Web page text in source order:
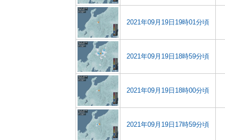
2021年09月19日19時01分頃
2021年09月19日18時59分頃
2021年09月19日18時00分頃
2021年09月19日17時59分頃